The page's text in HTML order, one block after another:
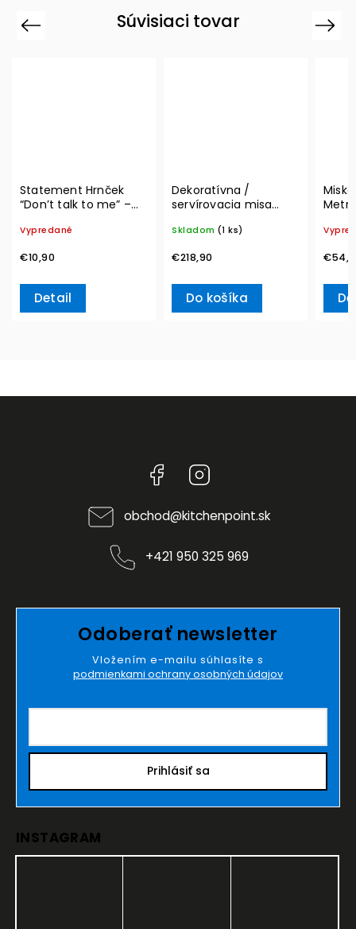
Súvisiaci tovar
Previous
Statement Hrnček
“Don’t talk to me” –
Vypredané
€10,90
Detail
Dekoratívna /
servírovacia misa
Villeroy & Boch
Skladom (1 ks)
€218,90
Do košíka
Boch
Next
Facebook
obchod@kitchenpoint.sk
+421 950 325 969
Odoberať newsletter
Vložením e-mailu súhlasíte s
podmienkami ochrany osobných údajov
Prihlásiť sa
INSTAGRAM